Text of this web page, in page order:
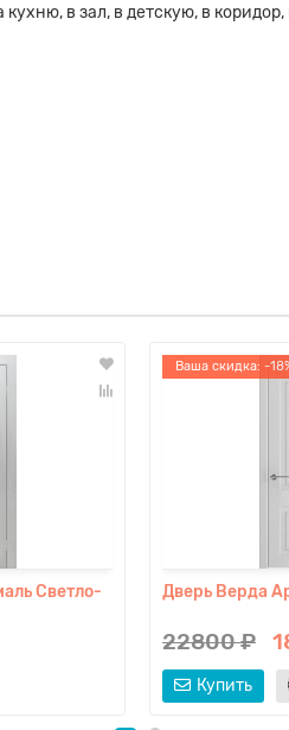
в зал, в детскую, в
Светло-
Ваша скидка: -
Дверь Верда
22800 ₽
Купить